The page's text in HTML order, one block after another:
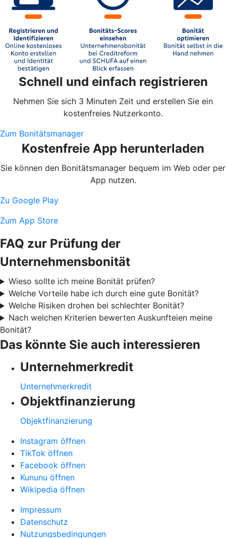
Schnell und einfach registrieren
Nehmen Sie sich 3 Minuten Zeit und erstellen Sie ein
kostenfreies Nutzerkonto.
Zum Bonitätsmanager
Kostenfreie App herunterladen
Sie können den Bonitätsmanager bequem im Web oder per
App nutzen.
Zu Google Play
Zum App Store
FAQ zur Prüfung der
Unternehmensbonität
Wieso sollte ich meine Bonität prüfen?
Welche Vorteile habe ich durch eine gute Bonität?
Welche Risiken drohen bei schlechter Bonität?
Nach welchen Kriterien bewerten Auskunfteien meine
Bonität?
Das könnte Sie auch interessieren
Unternehmerkredit
Unternehmerkredit
Objektfinanzierung
Objektfinanzierung
Instagram öffnen
TikTok öffnen
Facebook öffnen
Kununu öffnen
Wikipedia öffnen
Impressum
Datenschutz
Nutzungsbedingungen